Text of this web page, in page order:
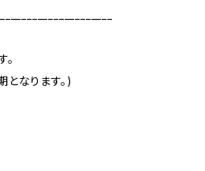
なります。)